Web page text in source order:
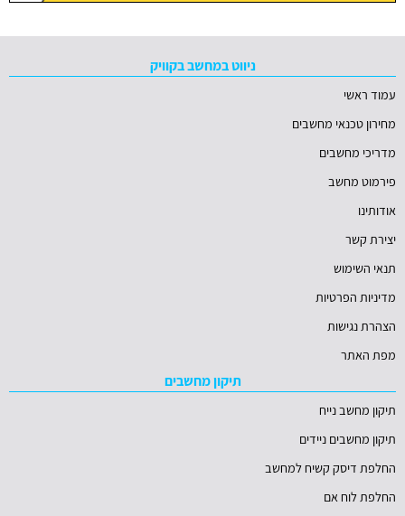
ניווט במחשב בקוויק
עמוד ראשי
מחירון טכנאי מחשבים
מדריכי מחשבים
פירמוט מחשב
אודותינו
יצירת קשר
תנאי השימוש
מדיניות הפרטיות
הצהרת נגישות
מפת האתר
תיקון מחשבים
תיקון מחשב נייח
תיקון מחשבים ניידים
החלפת דיסק קשיח למחשב
החלפת לוח אם